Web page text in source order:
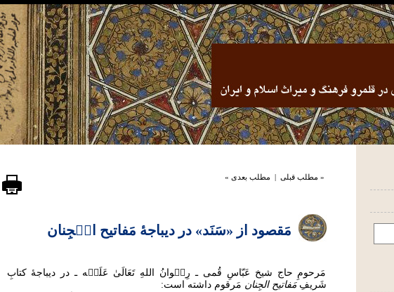
« مطلب قبلی | مطلب بعدی »
مَقصود از «سَنَد» در دیباجۀ مَفاتیح ال۟جِنان
مَرحومِ حاج شیخ عَبّاسِ قُمی ـ رِض۟وانُ اللهِ تَعَالَیٰ عَلَی۟ه ـ در دیباجۀ کتابِ
شَریفِمَفاتیح الجِنان مَرقوم داشته است: